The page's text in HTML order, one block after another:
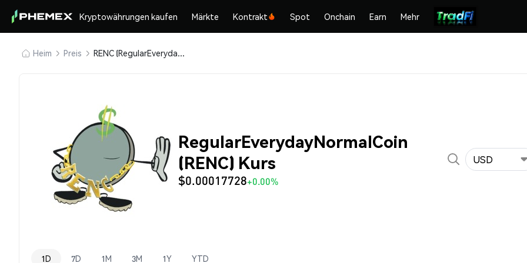
Kryptowährungen kaufen Märkte Kontrakt Spot Onchain Earn Mehr
Heim Preis RENC (RegularEverydayNormalCoin)
RegularEverydayNormalCoin
(RENC) Kurs
$0.00017728+0.00%
USD
1D 7D 1M 3M 1Y YTD